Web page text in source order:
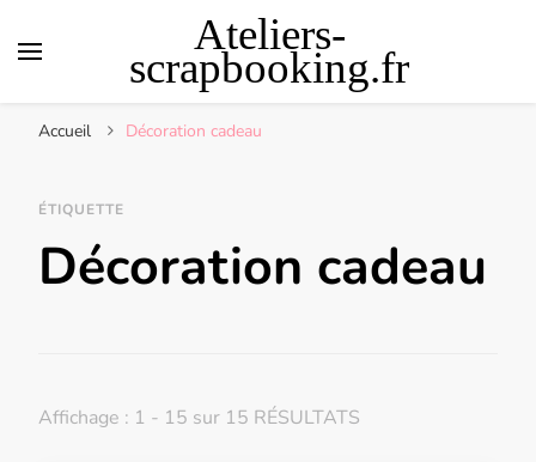
Ateliers-
scrapbooking.fr
Accueil Décoration cadeau
ÉTIQUETTE
Décoration cadeau
Affichage : 1 - 15 sur 15 RÉSULTATS